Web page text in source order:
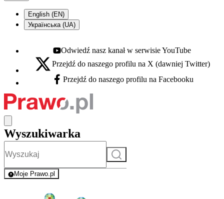
English (EN)
Українська (UA)
Youtube - otwiera się w nowej karcie
Odwiedź nasz kanał w serwisie YouTube
X - otwiera się w nowej karcie
Przejdź do naszego profilu na X (dawniej Twitter)
Facebook - otwiera się w nowej karcie
Przejdź do naszego profilu na Facebooku
Wyszukiwarka
Szukaj
Moje Prawo.pl
- rejestracja i logowanie do serwisu